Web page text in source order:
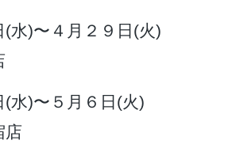
水)〜４月２９日(火)
水)〜５月６日(火)
店